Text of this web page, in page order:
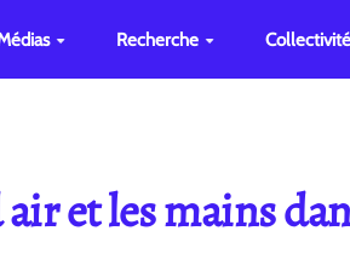
Recherche
et les mains